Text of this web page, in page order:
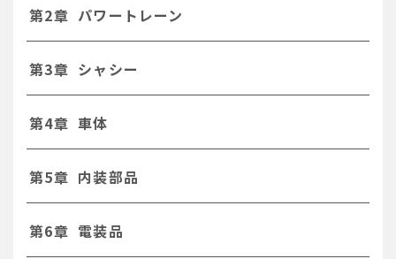
第2章 パワートレーン
第3章 シャシー
第4章 車体
第5章 内装部品
第6章 電装品